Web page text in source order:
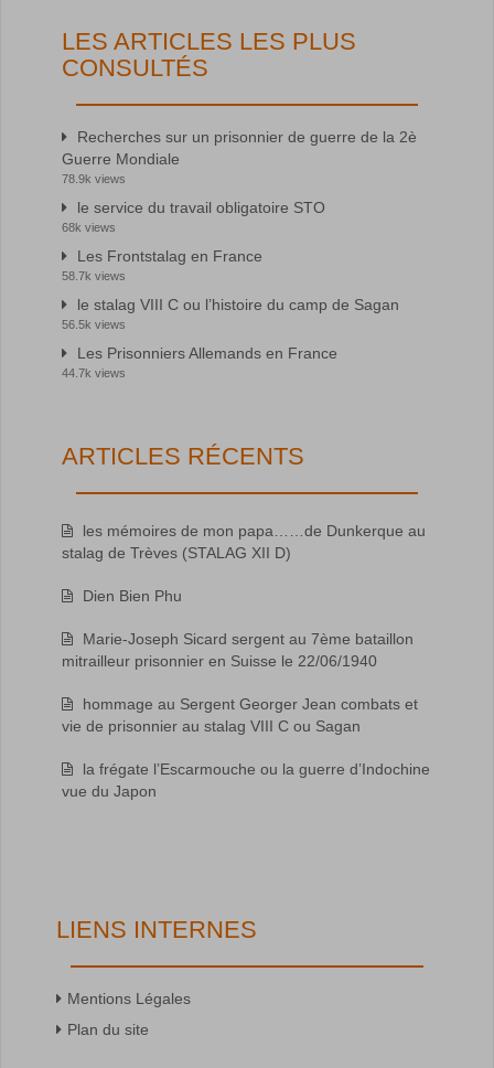
LES ARTICLES LES PLUS
CONSULTÉS
Recherches sur un prisonnier de guerre de la 2è
Guerre Mondiale
78.9k views
le service du travail obligatoire STO
68k views
Les Frontstalag en France
58.7k views
le stalag VIII C ou l’histoire du camp de Sagan
56.5k views
Les Prisonniers Allemands en France
44.7k views
ARTICLES RÉCENTS
les mémoires de mon papa……de Dunkerque au
stalag de Trèves (STALAG XII D)
Dien Bien Phu
Marie-Joseph Sicard sergent au 7ème bataillon
mitrailleur prisonnier en Suisse le 22/06/1940
hommage au Sergent Georger Jean combats et
vie de prisonnier au stalag VIII C ou Sagan
la frégate l’Escarmouche ou la guerre d’Indochine
vue du Japon
LIENS INTERNES
Mentions Légales
Plan du site